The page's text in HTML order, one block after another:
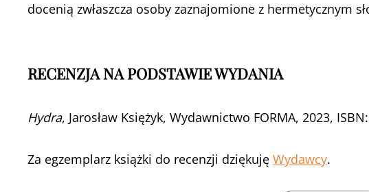
docenią zwłaszcza osoby zaznajomione z hermetycznym
RECENZJA NA PODSTAWIE WYDANIA
Hydra, Jarosław Księżyk, Wydawnictwo FORMA, 2023,
Za egzemplarz książki do recenzji dziękuję Wydawcy.